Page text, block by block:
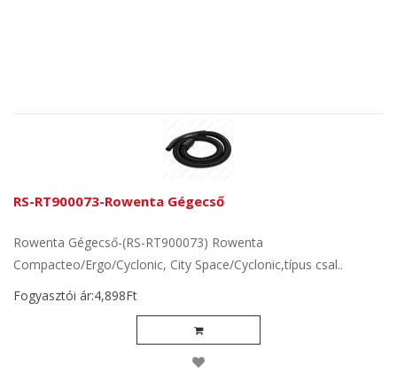
RS-RT900073-Rowenta Gégecső
Rowenta Gégecső-(RS-RT900073) Rowenta
Compacteo/Ergo/Cyclonic, City Space/Cyclonic,típus csal..
Fogyasztói ár:4,898Ft